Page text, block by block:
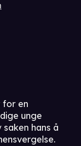
for en
unge
hans å